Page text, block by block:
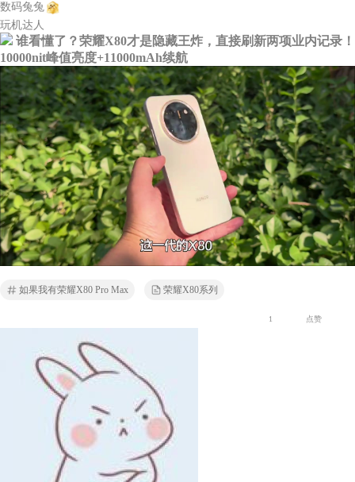
数码兔兔
玩机达人
谁看懂了？荣耀X80才是隐藏王炸，直接刷新两项业内记录！
10000nit峰值亮度+11000mAh续航
如果我有荣耀X80 Pro Max 荣耀X80系列
1 点赞